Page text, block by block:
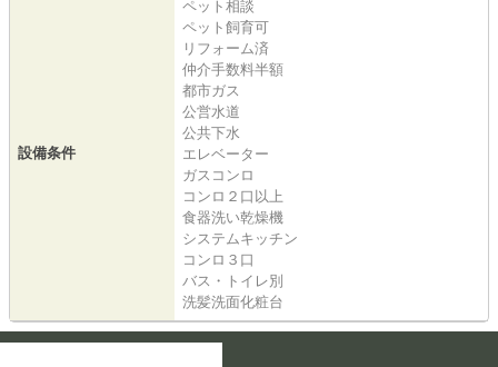
設備条件
ペット相談
ペット飼育可
リフォーム済
仲介手数料半額
都市ガス
公営水道
公共下水
エレベーター
ガスコンロ
コンロ２口以上
食器洗い乾燥機
システムキッチン
コンロ３口
バス・トイレ別
洗髪洗面化粧台